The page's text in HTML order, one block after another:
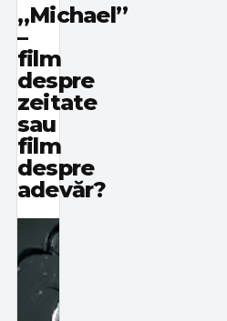
„Michael”
–
film
despre
zeitate
sau
film
despre
adevăr?